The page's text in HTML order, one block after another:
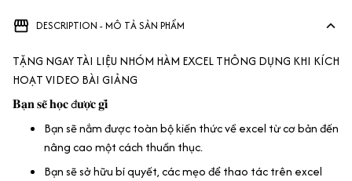
DESCRIPTION - MÔ TẢ SẢN PHẨM
TẶNG NGAY TÀI LIỆU NHÓM HÀM EXCEL THÔNG DỤNG KHI KÍCH
HOẠT VIDEO BÀI GIẢNG
𝐁𝐚̣𝐧 𝐬𝐞̃ 𝐡𝐨̣𝐜 đ𝐮̛𝐨̛̣𝐜 𝐠𝐢̀
Bạn sẽ nắm được toàn bộ kiến thức về excel từ cơ bản đến
nâng cao một cách thuần thục.
Bạn sẽ sở hữu bí quyết, các mẹo để thao tác trên excel